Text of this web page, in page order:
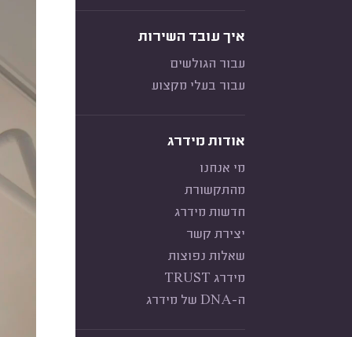
איך עובד השירות
עבור הגולשים
עבור בעלי מקצוע
אודות מידרג
מי אנחנו
מהתקשורת
חדשות מידרג
יצירת קשר
שאלות נפוצות
מידרג TRUST
ה-DNA של מידרג